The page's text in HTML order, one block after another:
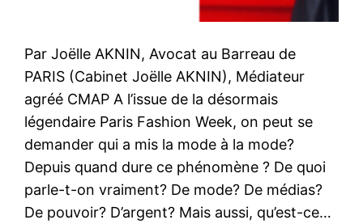
Par Joëlle AKNIN, Avocat au Barreau de
PARIS (Cabinet Joëlle AKNIN), Médiateur
agréé CMAP A l’issue de la désormais
légendaire Paris Fashion Week, on peut se
demander qui a mis la mode à la mode?
Depuis quand dure ce phénomène ? De quoi
parle-t-on vraiment? De mode? De médias?
De pouvoir? D’argent? Mais aussi, qu’est-ce…